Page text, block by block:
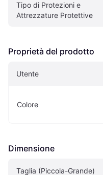
Tipo di Protezioni e
Attrezzature Protettive
Proprietà del prodotto
Utente
Colore
Dimensione
Taglia (Piccola-Grande)